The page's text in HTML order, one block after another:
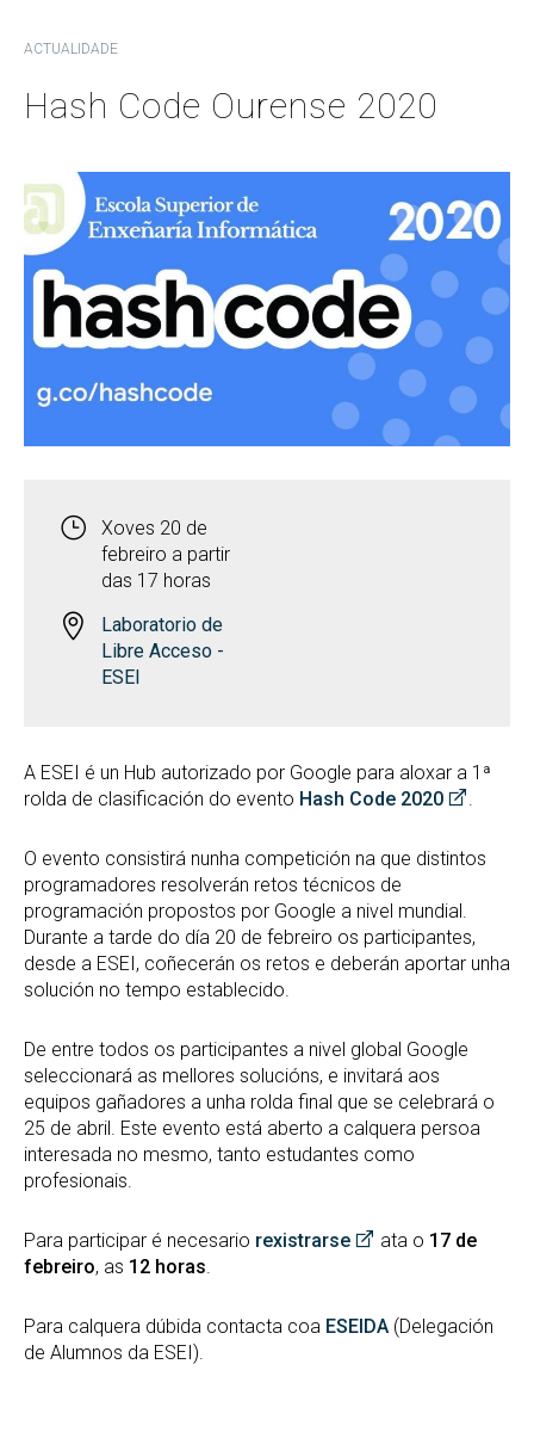
ACTUALIDADE
Hash Code Ourense 2020
Xoves 20 de
febreiro a partir
das 17 horas
Laboratorio de
Libre Acceso -
ESEI
A ESEI é un Hub autorizado por Google para aloxar a 1ª
rolda de clasificación do evento Hash Code 2020
O evento consistirá nunha competición na que distintos
programadores resolverán retos técnicos de
programación propostos por Google a nivel mundial.
Durante a tarde do día 20 de febreiro os participantes,
desde a ESEI, coñecerán os retos e deberán aportar unha
solución no tempo establecido.
De entre todos os participantes a nivel global Google
seleccionará as mellores solucións, e invitará aos
equipos gañadores a unha rolda final que se celebrará o
25 de abril. Este evento está aberto a calquera persoa
interesada no mesmo, tanto estudantes como
profesionais.
Para participar é necesario rexistrarse ata o 17 de
febreiro, as 12 horas
Para calquera dúbida contacta coa ESEIDA (Delegación
de Alumnos da ESEI).